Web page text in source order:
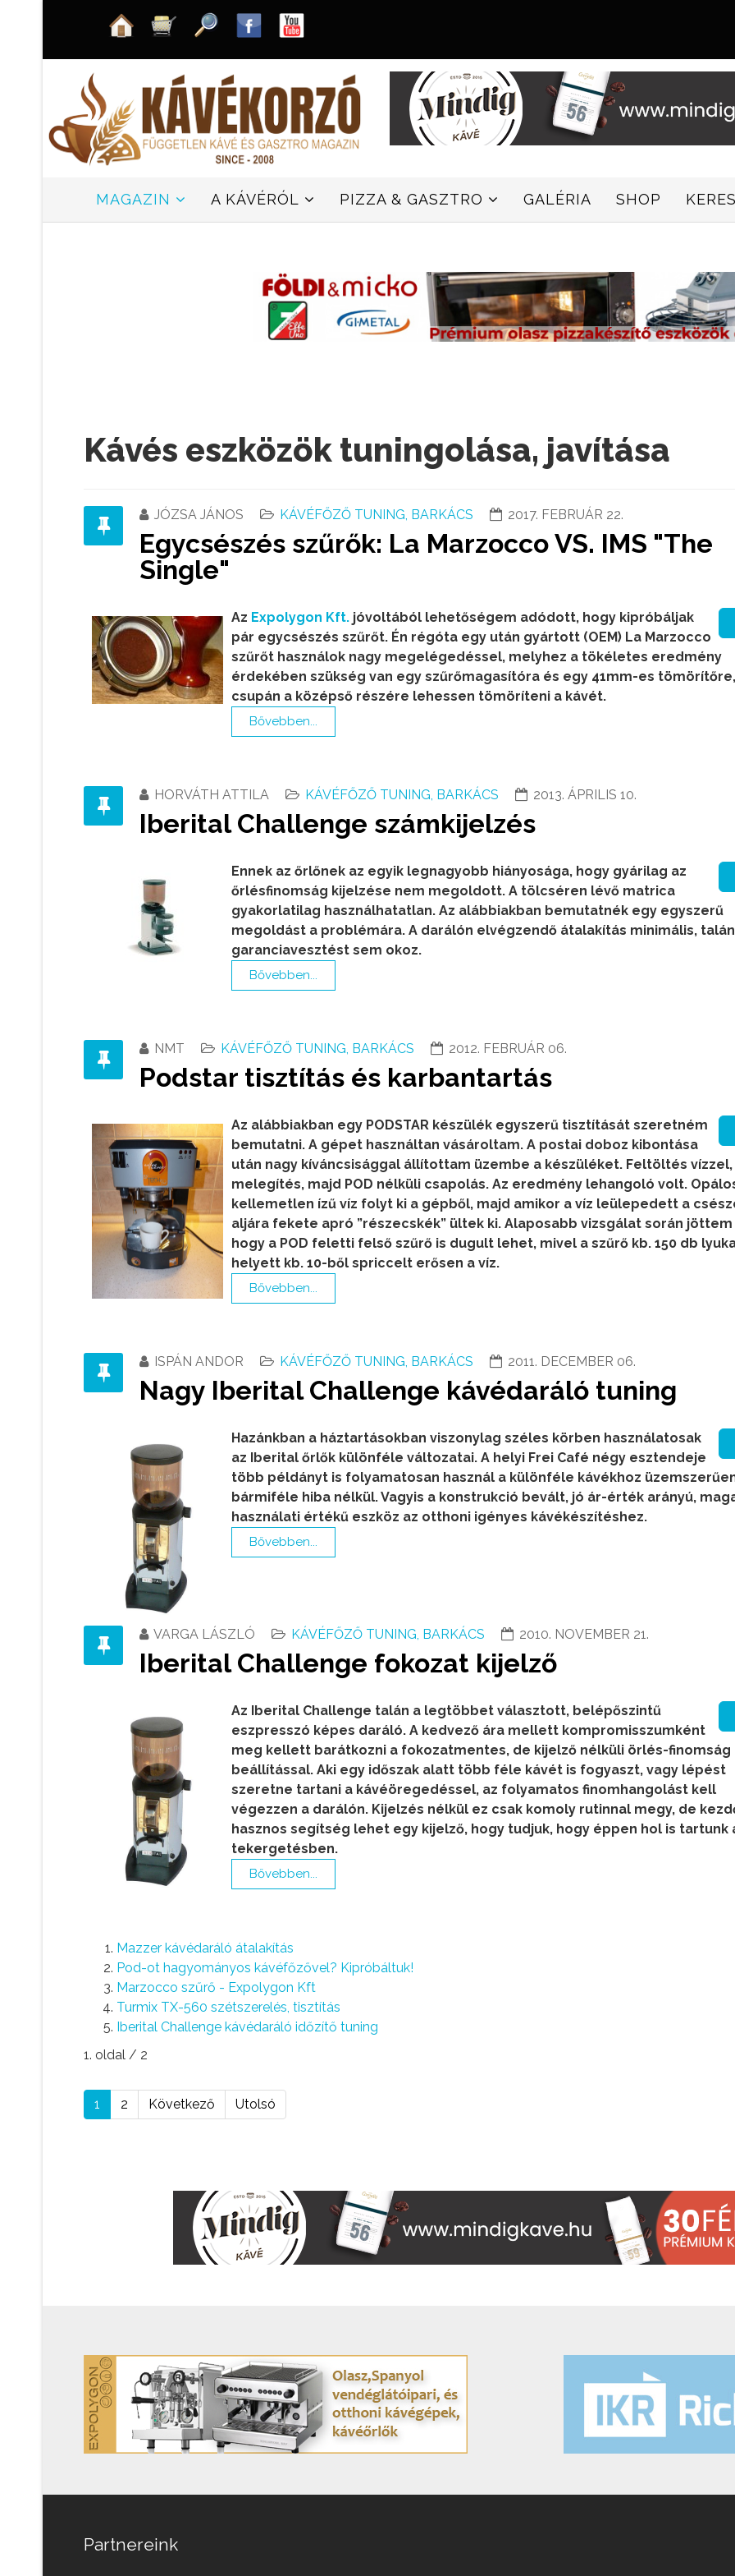
MAGAZIN A KÁVÉRÓL PIZZA & GASZTRO GALÉRIA SHOP
Kávés eszközök tuningolása, javítása
JÓZSA JÁNOS KÁVÉFŐZŐ TUNING, BARKÁCS 2017. FEBRUÁR 22.
Egycsészés szűrők: La Marzocco VS. IMS "The
Single"
Az Expolygon Kft. jóvoltából lehetőségem adódott, hogy kipróbáljak
pár egycsészés szűrőt. Én régóta egy után gyártott (OEM) La Marzocco
szűrőt használok nagy megelégedéssel, melyhez a tökéletes eredmény
érdekében szükség van egy szűrőmagasítóra és egy 41mm-es
csupán a középső részére lehessen tömöríteni a kávét.
Bővebben...
HORVÁTH ATTILA KÁVÉFŐZŐ TUNING, BARKÁCS 2013. ÁPRILIS 10.
Iberital Challenge számkijelzés
Ennek az őrlőnek az egyik legnagyobb hiányosága, hogy gyárilag az
őrlésfinomság kijelzése nem megoldott. A tölcséren lévő matrica
gyakorlatilag használhatatlan. Az alábbiakban bemutatnék egy egyszerű
megoldást a problémára. A darálón elvégzendő átalakítás minimális, talán
garanciavesztést sem okoz.
Bővebben...
NMT KÁVÉFŐZŐ TUNING, BARKÁCS 2012. FEBRUÁR 06.
Podstar tisztítás és karbantartás
Az alábbiakban egy PODSTAR készülék egyszerű tisztítását szeretném
bemutatni. A gépet használtan vásároltam. A postai doboz kibontása
után nagy kíváncsisággal állítottam üzembe a készüléket. Feltöltés vízzel,
melegítés, majd POD nélküli csapolás. Az eredmény lehangoló volt.
kellemetlen ízű víz folyt ki a gépből, majd amikor a víz leülepedett a
aljára fekete apró ”részecskék” ültek ki. Alaposabb vizsgálat során jöttem
hogy a POD feletti felső szűrő is dugult lehet, mivel a szűrő kb. 150 db
helyett kb. 10-ből spriccelt erősen a víz.
Bővebben...
ISPÁN ANDOR KÁVÉFŐZŐ TUNING, BARKÁCS 2011. DECEMBER 06.
Nagy Iberital Challenge kávédaráló tuning
Hazánkban a háztartásokban viszonylag széles körben használatosak
az Iberital őrlők különféle változatai. A helyi Frei Café négy esztendeje
több példányt is folyamatosan használ a különféle kávékhoz
bármiféle hiba nélkül. Vagyis a konstrukció bevált, jó ár-érték arányú,
használati értékű eszköz az otthoni igényes kávékészítéshez.
Bővebben...
VARGA LÁSZLÓ KÁVÉFŐZŐ TUNING, BARKÁCS 2010. NOVEMBER 21.
Iberital Challenge fokozat kijelző
Az Iberital Challenge talán a legtöbbet választott, belépőszintű
eszpresszó képes daráló. A kedvező ára mellett kompromisszumként
meg kellett barátkozni a fokozatmentes, de kijelző nélküli örlés-finomság
beállítással. Aki egy időszak alatt több féle kávét is fogyaszt, vagy lépést
szeretne tartani a kávéöregedéssel, az folyamatos finomhangolást kell
végezzen a darálón. Kijelzés nélkül ez csak komoly rutinnal megy, de
hasznos segítség lehet egy kijelző, hogy tudjuk, hogy éppen hol is tartunk
tekergetésben.
Bővebben...
Mazzer kávédaráló átalakítás
Pod-ot hagyományos kávéfőzővel? Kipróbáltuk!
Marzocco szűrő - Expolygon Kft
Turmix TX-560 szétszerelés, tisztítás
Iberital Challenge kávédaráló időzítő tuning
1. oldal / 2
1 2 Következő Utolsó
Partnereink